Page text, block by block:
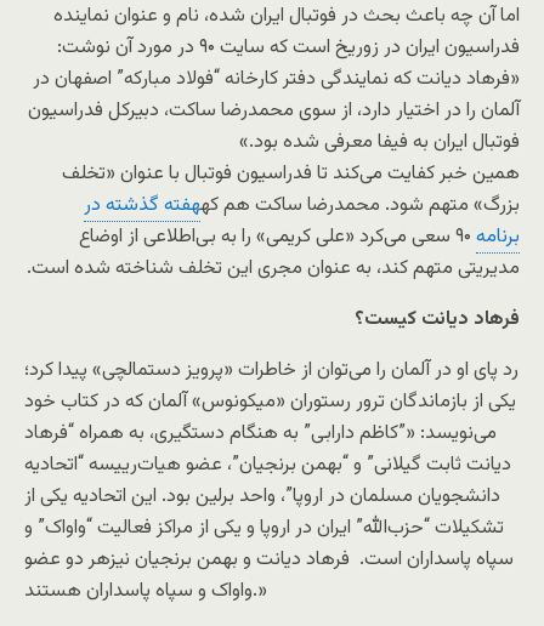
اما آن چه باعث بحث در فوتبال ایران شده، نام و عنوان نماینده
فدراسیون ایران در زوریخ است که سایت ۹۰ در مورد آن نوشت:
«فرهاد دیانت که نمایندگی دفتر کارخانه “فولاد مبارکه” اصفهان در
آلمان را در اختیار دارد، از سوی محمدرضا ساکت، دبیرکل فدراسیون
فوتبال ایران به فیفا معرفی شده بود.»
همین خبر کفایت می‌کند تا فدراسیون فوتبال با عنوان «تخلف
بزرگ» متهم شود. محمدرضا ساکت هم کههفته گذشته در
برنامه
۹۰ سعی می‌کرد «علی کریمی» را به بی‌اطلاعی از اوضاع
مدیریتی متهم کند، به عنوان مجری این تخلف شناخته شده است.
فرهاد دیانت کیست؟
رد پای او در آلمان را می‌توان از خاطرات «پرویز دستمالچی» پیدا کرد؛
یکی از بازماندگان ترور رستوران «میکونوس» آلمان که در کتاب خود
می‌نویسد: «”کاظم دارابی” به هنگام دستگیری، به همراه “فرهاد
دیانت ثابت گیلانی” و “بهمن برنجیان”، عضو هیات‌رییسه “اتحادیه
دانشجویان مسلمان در اروپا”، واحد برلین بود. این اتحادیه یکی از
تشکیلات “حزب‌الله” ایران در اروپا و یکی از مراکز فعالیت “واواک” و
سپاه پاسداران است. فرهاد دیانت و بهمن برنجیان نیزهر دو عضو
واواک و سپاه پاسداران هستند.»